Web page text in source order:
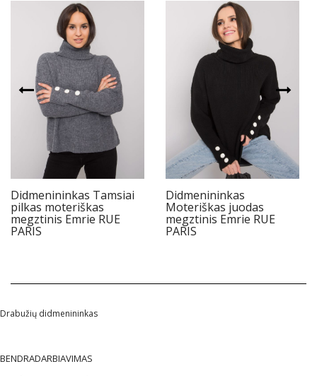
Didmenininkas Tamsiai
pilkas moteriškas
megztinis Emrie RUE
PARIS
Didmenininkas
Moteriškas juodas
megztinis Emrie RUE
PARIS
Drabužių didmenininkas
BENDRADARBIAVIMAS